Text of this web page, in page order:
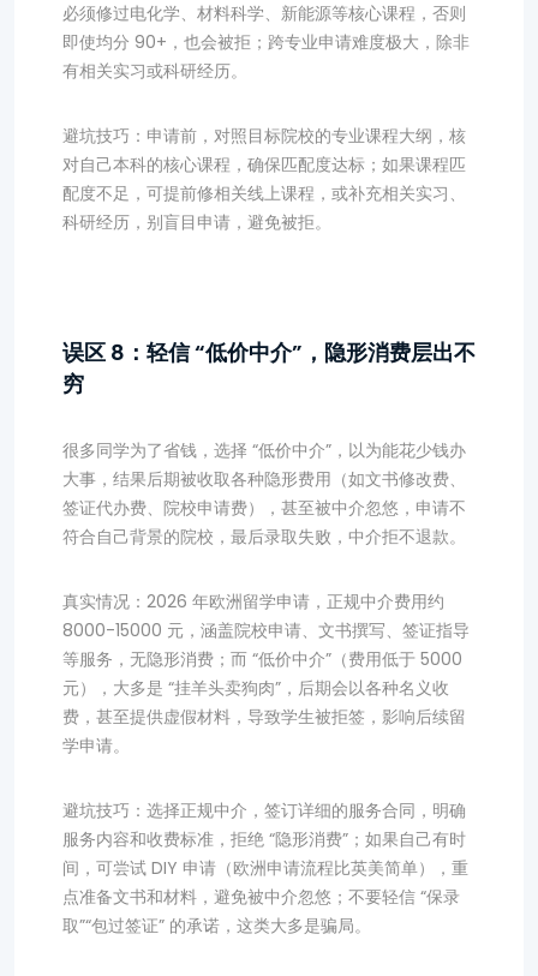
必须修过电化学、材料科学、新能源等核心课程，否则
即使均分 90+，也会被拒；跨专业申请难度极大，除非
有相关实习或科研经历。
避坑技巧：申请前，对照目标院校的专业课程大纲，核
对自己本科的核心课程，确保匹配度达标；如果课程匹
配度不足，可提前修相关线上课程，或补充相关实习、
科研经历，别盲目申请，避免被拒。
误区 8：轻信 “低价中介”，隐形消费层出不
穷
很多同学为了省钱，选择 “低价中介”，以为能花少钱办
大事，结果后期被收取各种隐形费用（如文书修改费、
签证代办费、院校申请费），甚至被中介忽悠，申请不
符合自己背景的院校，最后录取失败，中介拒不退款。
真实情况：2026 年欧洲留学申请，正规中介费用约
8000-15000 元，涵盖院校申请、文书撰写、签证指导
等服务，无隐形消费；而 “低价中介”（费用低于 5000
元），大多是 “挂羊头卖狗肉”，后期会以各种名义收
费，甚至提供虚假材料，导致学生被拒签，影响后续留
学申请。
避坑技巧：选择正规中介，签订详细的服务合同，明确
服务内容和收费标准，拒绝 “隐形消费”；如果自己有时
间，可尝试 DIY 申请（欧洲申请流程比英美简单），重
点准备文书和材料，避免被中介忽悠；不要轻信 “保录
取”“包过签证” 的承诺，这类大多是骗局。